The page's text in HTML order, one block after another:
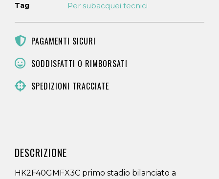
Tag Per subacquei tecnici
PAGAMENTI SICURI
SODDISFATTI O RIMBORSATI
SPEDIZIONI TRACCIATE
DESCRIZIONE
HK2F40GMFX3C primo stadio bilanciato a